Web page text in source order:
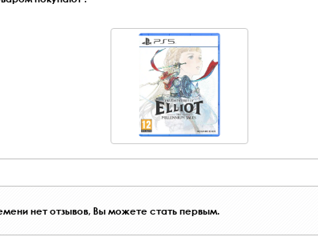
нет отзывов, Вы можете стать первым.